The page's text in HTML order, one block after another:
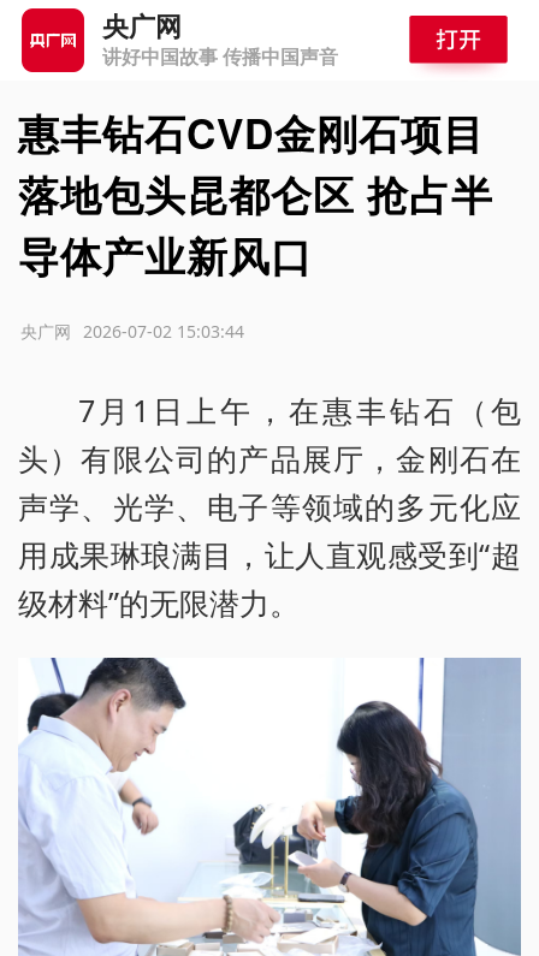
央广网
讲好中国故事 传播中国声音
惠丰钻石CVD金刚石项目
落地包头昆都仑区 抢占半
导体产业新风口
2026-07-02 15:03:44
央广网
7月1日上午，在惠丰钻石（包
头）有限公司的产品展厅，金刚石在
声学、光学、电子等领域的多元化应
用成果琳琅满目，让人直观感受到“超
级材料”的无限潜力。